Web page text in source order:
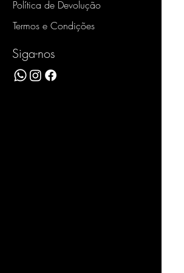
for reconhecido, a
o problema em 30 dias após
na fábrica.
desta Garantia
cobre, exceto nos casos
se rompido por desgaste
Política de Devolução
Termos e Condições
Siga-nos